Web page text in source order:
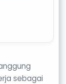
sebagai